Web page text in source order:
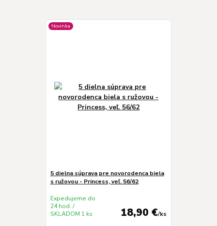
Novinka
5 dielna súprava pre novorodenca biela
s ružovou - Princess, veľ. 56/62
18,90 €/ks
Expedujeme do
24 hod. /
SKLADOM 1 ks